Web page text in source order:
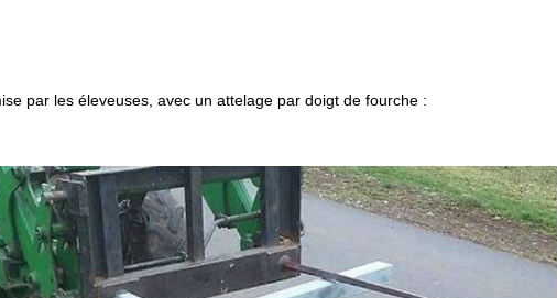
par les éleveuses, avec un attelage par doigt de fourche :